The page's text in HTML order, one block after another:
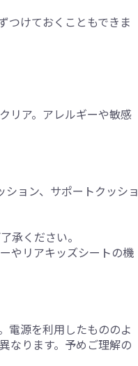
つけておくこともできま
リア。アレルギーや敏感
ョン、サポートクッショ
承ください。
やリアキッズシートの機
電源を利用したもののよ
なります。予めご理解の